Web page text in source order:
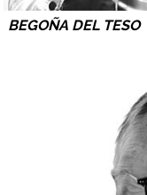
BEGOÑA DEL TESO